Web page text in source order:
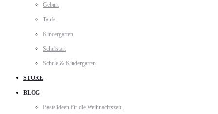
Geburt
Taufe
Kindergarten
Schulstart
Schule & Kindergarten
STORE
BLOG
Bastelideen für die Weihnachtszeit.